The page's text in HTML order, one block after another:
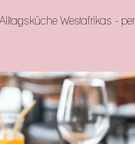
Westafrikas -